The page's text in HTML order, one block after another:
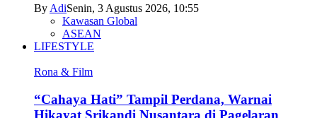
By AdiSenin, 3 Agustus 2026, 10:55
Kawasan Global
ASEAN
LIFESTYLE
Rona & Film
“Cahaya Hati” Tampil Perdana, Warnai
Hikayat Srikandi Nusantara di Pagelaran